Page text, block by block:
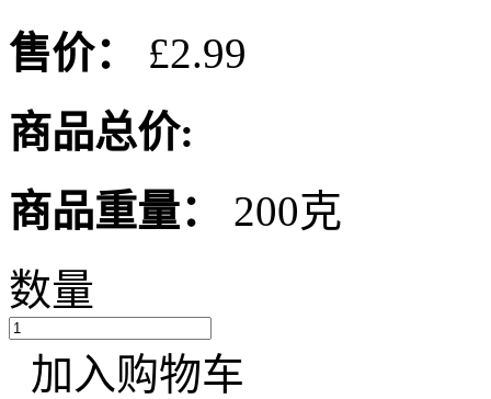
售价：
£2.99
商品总价:
商品重量：
200克
数量
加入购物车